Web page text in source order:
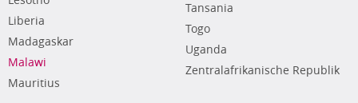
Liberia
Madagaskar
Malawi
Mauritius
Tansania
Togo
Uganda
Zentralafrikanische Republik